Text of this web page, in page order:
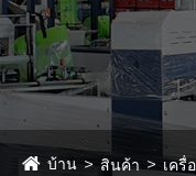
บ้าน สินค้า
เครื่